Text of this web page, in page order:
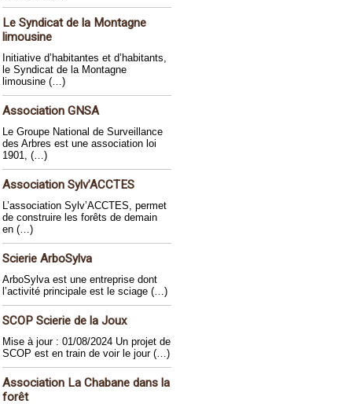
Le Syndicat de la Montagne
limousine
Initiative d’habitantes et d’habitants,
le Syndicat de la Montagne
limousine (…)
Association GNSA
Le Groupe National de Surveillance
des Arbres est une association loi
1901, (…)
Association Sylv’ACCTES
L’association Sylv’ACCTES, permet
de construire les forêts de demain
en (…)
Scierie ArboSylva
ArboSylva est une entreprise dont
l’activité principale est le sciage (…)
SCOP Scierie de la Joux
Mise à jour : 01/08/2024 Un projet de
SCOP est en train de voir le jour (…)
Association La Chabane dans la
forêt